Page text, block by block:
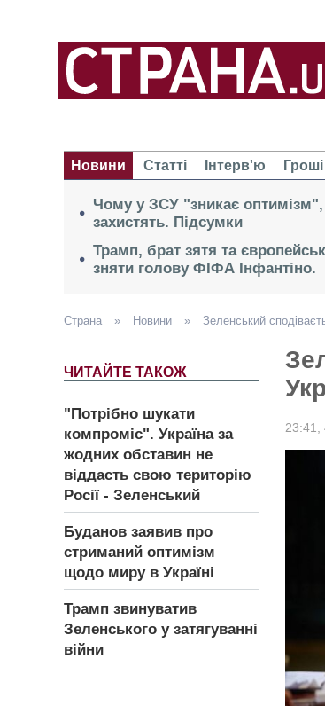
Новини Статті Інтерв'ю Гроші
Чому у ЗСУ "зникає
захистять. Підсумки
Трамп, брат зятя та
зняти голову ФІФА Інфантіно.
Страна » Новини » Зеленський
ЧИТАЙТЕ ТАКОЖ
"Потрібно шукати
компроміс". Україна за
жодних обставин не
віддасть свою територію
Росії - Зеленський
Буданов заявив про
стриманий оптимізм
щодо миру в Україні
Трамп звинуватив
Зеленського у затягуванні
війни
23:41,